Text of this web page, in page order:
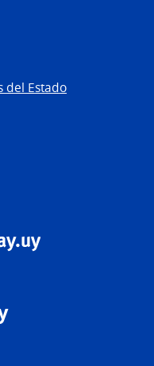
del Estado